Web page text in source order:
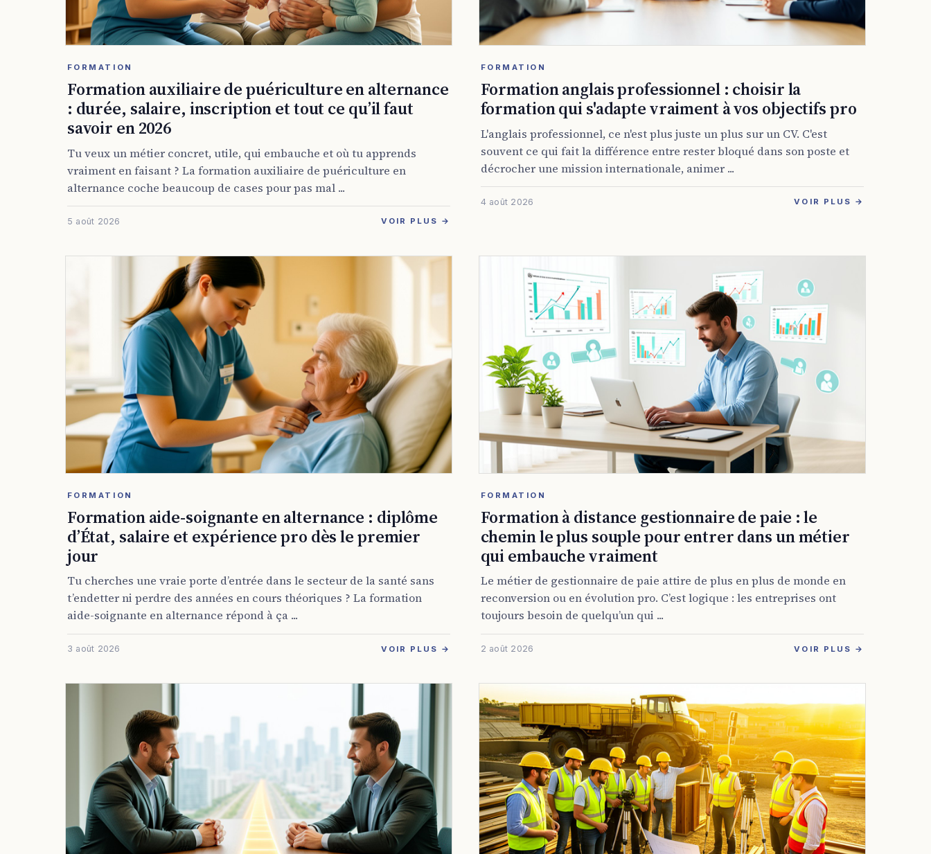
FORMATION
Formation auxiliaire de puériculture en alternance
: durée, salaire, inscription et tout ce qu’il faut
savoir en 2026
Tu veux un métier concret, utile, qui embauche et où tu apprends
vraiment en faisant ? La formation auxiliaire de puériculture en
alternance coche beaucoup de cases pour pas mal ...
5 août 2026 VOIR PLUS →
FORMATION
Formation anglais professionnel : choisir la
formation qui s'adapte vraiment à vos objectifs pro
L'anglais professionnel, ce n'est plus juste un plus sur un CV. C'est
souvent ce qui fait la différence entre rester bloqué dans son poste et
décrocher une mission internationale, animer ...
4 août 2026 VOIR PLUS →
FORMATION
Formation aide-soignante en alternance : diplôme
d’État, salaire et expérience pro dès le premier
jour
Tu cherches une vraie porte d’entrée dans le secteur de la santé sans
t’endetter ni perdre des années en cours théoriques ? La formation
aide-soignante en alternance répond à ça ...
3 août 2026 VOIR PLUS →
FORMATION
Formation à distance gestionnaire de paie : le
chemin le plus souple pour entrer dans un métier
qui embauche vraiment
Le métier de gestionnaire de paie attire de plus en plus de monde en
reconversion ou en évolution pro. C’est logique : les entreprises ont
toujours besoin de quelqu’un qui ...
2 août 2026 VOIR PLUS →